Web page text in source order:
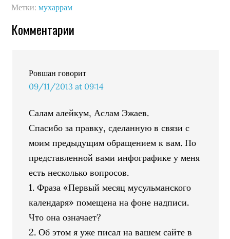
Метки:мухаррам
Комментарии
Ровшан говорит
09/11/2013 at 09:14
Салам алейкум, Аслам Эжаев.
Спасибо за правку, сделанную в связи с
моим предыдущим обращением к вам. По
представленной вами инфографике у меня
есть несколько вопросов.
1. Фраза «Первый месяц мусульманского
календаря» помещена на фоне надписи.
Что она означает?
2. Об этом я уже писал на вашем сайте в